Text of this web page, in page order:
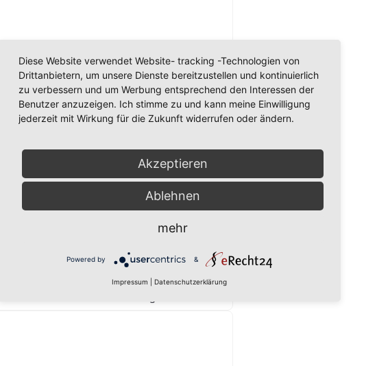
können auf der Produktseite gewählt werden
können auf der Produktseite gewählt werden
Diese Website verwendet Website- tracking -Technologien von
Drittanbietern, um unsere Dienste bereitzustellen und kontinuierlich
zu verbessern und um Werbung entsprechend den Interessen der
Benutzer anzuzeigen. Ich stimme zu und kann meine Einwilligung
jederzeit mit Wirkung für die Zukunft widerrufen oder ändern.
Akzeptieren
Ablehnen
mehr
Powered by &
Impressum Datenschutzerklärung